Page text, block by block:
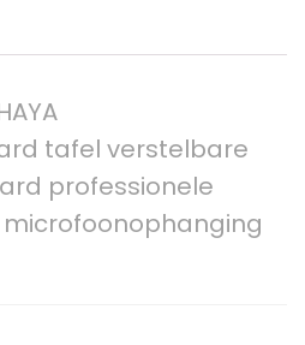
tafel verstelbare
professionele